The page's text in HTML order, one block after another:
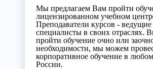
Мы предлагаем Вам пройти
лицензированном учебном
Преподаватели курсов - ведущие
специалисты в своих отраслях.
пройти обучение очно или
необходимости, мы можем
корпоративное обучение в
России.